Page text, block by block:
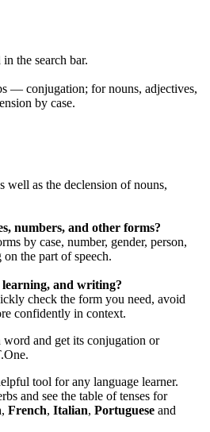
the search bar.
— conjugation; for nouns, adjectives,
by case.
well as the declension of nouns,
numbers, and other forms?
by case, number, gender, person,
the part of speech.
and writing?
check the form you need, avoid
confidently in context.
word and get its conjugation or
tool for any language learner.
and see the table of tenses for
, French, Italian, Portuguese and